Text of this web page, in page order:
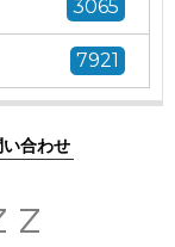
3065
7921
い合わせ